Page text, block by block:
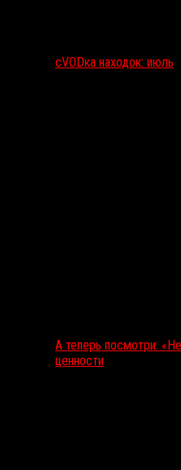
сVODка находок: июль
А теперь посмотри:
ценности